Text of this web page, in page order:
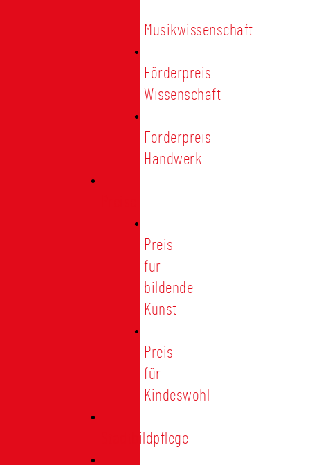
Musikwissenschaft
Förderpreis
Wissenschaft
Förderpreis
Handwerk
Preis
für
bildende
Kunst
Preis
für
Kindeswohl
Stadtbildpflege